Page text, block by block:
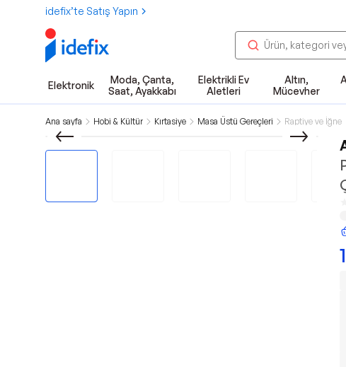
idefix’te Satış Yapın
Elektronik
Moda, Çanta,
Saat, Ayakkabı
Elektrikli Ev
Aletleri
Altın,
Mücevher
Ana sayfa Hobi & Kültür Kırtasiye Masa Üstü Gereçleri Raptiye ve İğne